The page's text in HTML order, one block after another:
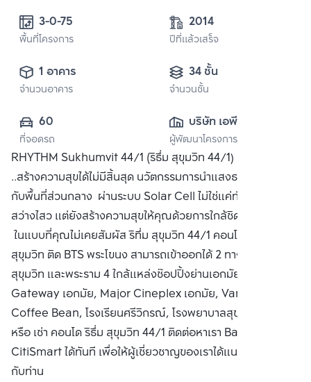
3-0-75
พื้นที่โครงการ
2014
ปีที่แล้วเสร็จ
1 อาคาร
จำนวนอาคาร
34 ชั้น
จำนวนชั้น
60
ที่จอดรถ
บริษัท เอพี (ไทย
แลนด์)
จำกัด(มหาชน)
ผู้พัฒนาโครงการ
RHYTHM Sukhumvit 44/1 (ริธึ่ม สุขุมวิท 44/1) ธรรมชาติ
..สร้างความสุขได้ไม่มีสิ้นสุด นวัตกรรมการนำแสงธรรมชาติมาใช้
กับพื้นที่ส่วนกลาง ผ่านระบบ Solar Cell ไม่ใช่แค่ทำให้ชีวิต
สว่างไสว แต่ยังสร้างความสุขให้คุณด้วยการใกล้ชิดธรรมชาติ
ในแบบที่คุณไม่เคยสัมผัส ริทึ่ม สุขุมวิท 44/1 คอนโดหรู ริมถนน
สุขุมวิท ติด BTS พระโขนง สามารถเข้าออกได้ 2 ทาง ทั้งเส้นถนน
สุขุมวิท และพระราม 4 ใกล้แหล่งช๊อปปิ้งย่านเอกมัย เช่น
Gateway เอกมัย, Major Cineplex เอกมัย, Vanilla,
Coffee Bean, โรงเรียนศรีวิกรณ์, โรงพยาบาลสุขุมวิท ซื้อ ขาย
หรือ เช่า คอนโด ริธึ่ม สุขุมวิท 44/1 ติดต่อหาเรา Bangkok
CitiSmart ได้ทันที เพื่อให้ผู้เชี่ยวชาญของเราได้แนะนำคอนโดให้
กับท่าน